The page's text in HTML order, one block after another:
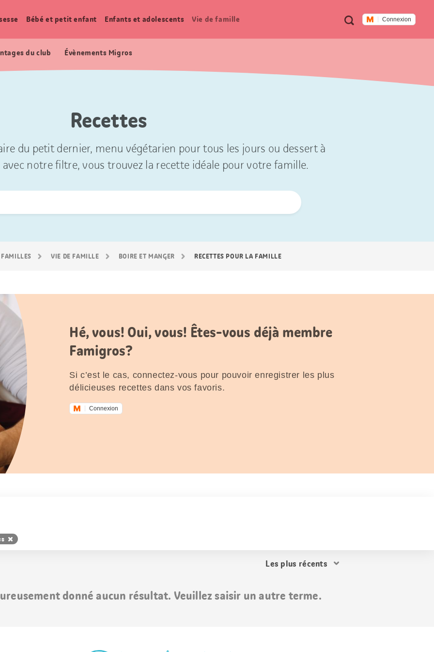
Métanavigation
RechercheConnexion
Bébé et petit enfant Enfants et adolescents Vie de famille
du club Évènements Migros
Recettes
du petit dernier, menu végétarien pour tous les jours ou dessert à
avec notre filtre, vous trouvez la recette idéale pour votre famille.
VIE DE FAMILLE BOIRE ET MANGER RECETTES POUR LA FAMILLE
Hé, vous! Oui, vous! Êtes-vous déjà membre
Famigros?
Si c’est le cas, connectez-vous pour pouvoir enregistrer les plus
délicieuses recettes dans vos favoris.
Connexion
Trier
donné aucun résultat. Veuillez saisir un autre terme.